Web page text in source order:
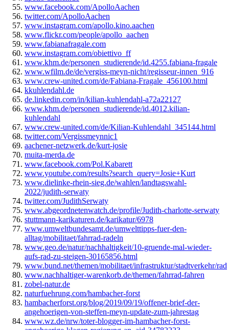
www.facebook.com/ApolloAachen
twitter.com/ApolloAachen
www.instagram.com/apollo.kino.aachen
www.flickr.com/people/apollo_aachen
www.fabianafragale.com
www.instagram.com/obiettivo_ff
www.khm.de/personen_studierende/id.4255.fabiana-fragale
www.wfilm.de/de/vergiss-meyn-nicht/regisseur-innen_916
www.crew-united.com/de/Fabiana-Fragale_456100.html
kkuhlendahl.de
de.linkedin.com/in/kilian-kuhlendahl-a72a22127
www.khm.de/personen_studierende/id.4012.kilian-
kuhlendahl
www.crew-united.com/de/Kilian-Kuhlendahl_345144.html
twitter.com/Vergissmeynnic1
aachener-netzwerk.de/kurt-josie
muita-merda.de
www.facebook.com/Pol.Kabarett
www.youtube.com/results?search_query=Josie+Kurt
www.dielinke-rhein-sieg.de/wahlen/landtagswahl-
2022/judith-serwaty
twitter.com/JudithSerwaty
www.abgeordnetenwatch.de/profile/Judith-charlotte-serwaty
stuttmann-karikaturen.de/karikatur/6978
www.umweltbundesamt.de/umwelttipps-fuer-den-
alltag/mobilitaet/fahrrad-radeln
www.geo.de/natur/nachhaltigkeit/10-gruende-mal-wieder-
aufs-rad-zu-steigen-30165856.html
www.bund.net/themen/mobilitaet/infrastruktur/stadtverkehr/rad
www.nachhaltiger-warenkorb.de/themen/fahrrad-fahren
zobel-natur.de
naturfuehrung.com/hambacher-forst
hambacherforst.org/blog/2019/09/19/offener-brief-der-
angehoerigen-von-steffen-meyn-update-zum-jahrestag
www.wz.de/nrw/toter-blogger-im-hambacher-forst-